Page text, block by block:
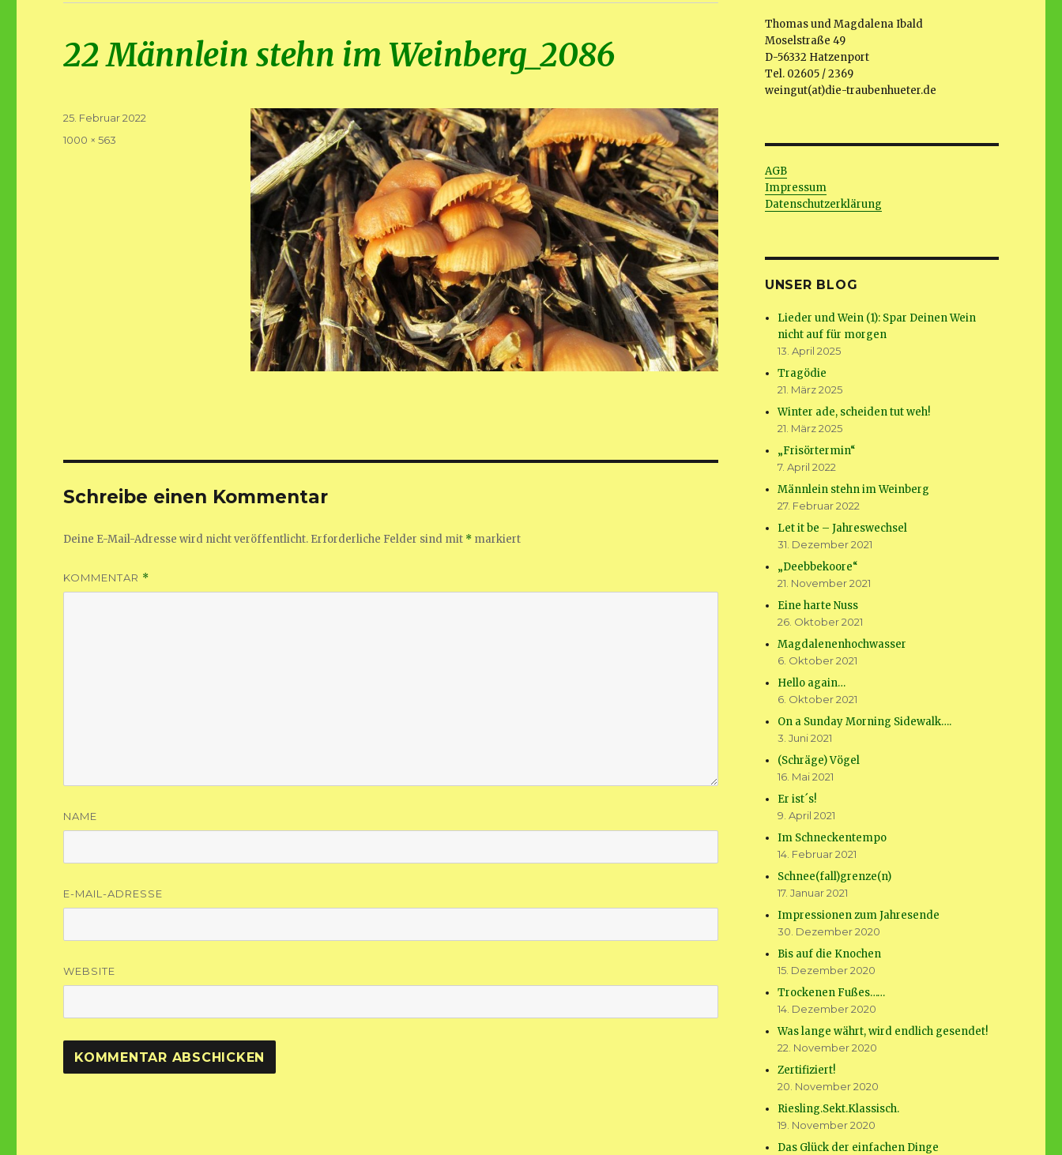
22 Männlein stehn im Weinberg_2086
Veröffentlicht
25. Februar 2022
Volle
1000 × 563
Schreibe einen Kommentar
Deine E-Mail-Adresse wird nicht veröffentlicht. Erforderliche Felder sind mit * markiert
KOMMENTAR *
NAME
E-MAIL-ADRESSE
WEBSITE
Thomas und Magdalena Ibald
Moselstraße 49
D-56332 Hatzenport
Tel. 02605 / 2369
weingut(at)die-traubenhueter.de
AGB
Impressum
Datenschutzerklärung
UNSER BLOG
Lieder und Wein (1): Spar Deinen Wein
nicht auf für morgen
13. April 2025
Tragödie
21. März 2025
Winter ade, scheiden tut weh!
21. März 2025
„Frisörtermin“
7. April 2022
Männlein stehn im Weinberg
27. Februar 2022
Let it be – Jahreswechsel
31. Dezember 2021
„Deebbekoore“
21. November 2021
Eine harte Nuss
26. Oktober 2021
Magdalenenhochwasser
6. Oktober 2021
Hello again…
6. Oktober 2021
On a Sunday Morning Sidewalk….
3. Juni 2021
(Schräge) Vögel
16. Mai 2021
Er ist´s!
9. April 2021
Im Schneckentempo
14. Februar 2021
Schnee(fall)grenze(n)
17. Januar 2021
Impressionen zum Jahresende
30. Dezember 2020
Bis auf die Knochen
15. Dezember 2020
Trockenen Fußes……
14. Dezember 2020
Was lange währt, wird endlich gesendet!
22. November 2020
Zertifiziert!
20. November 2020
Riesling.Sekt.Klassisch.
19. November 2020
Das Glück der einfachen Dinge